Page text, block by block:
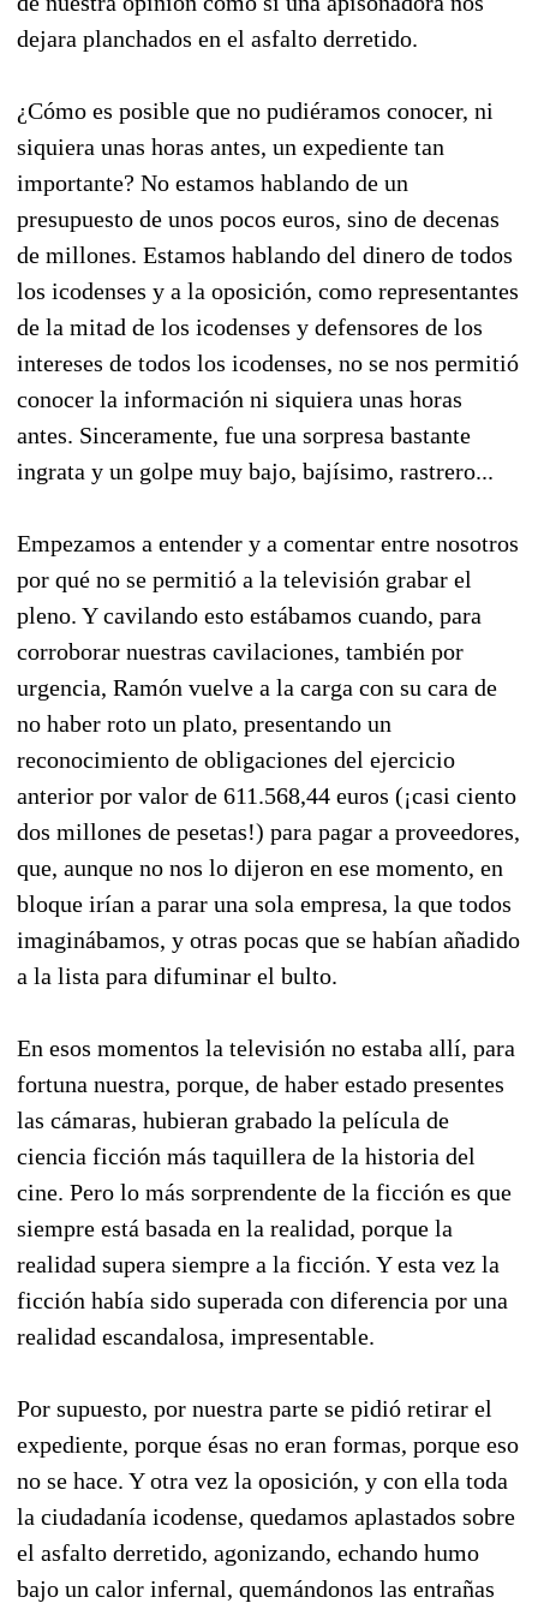
dejara planchados en el asfalto derretido.
¿Cómo es posible que no pudiéramos conocer, ni
siquiera unas horas antes, un expediente tan
importante? No estamos hablando de un
presupuesto de unos pocos euros, sino de decenas
de millones. Estamos hablando del dinero de todos
los icodenses y a la oposición, como representantes
de la mitad de los icodenses y defensores de los
intereses de todos los icodenses, no se nos permitió
conocer la información ni siquiera unas horas
antes. Sinceramente, fue una sorpresa bastante
ingrata y un golpe muy bajo, bajísimo, rastrero...
Empezamos a entender y a comentar entre nosotros
por qué no se permitió a la televisión grabar el
pleno. Y cavilando esto estábamos cuando, para
corroborar nuestras cavilaciones, también por
urgencia, Ramón vuelve a la carga con su cara de
no haber roto un plato, presentando un
reconocimiento de obligaciones del ejercicio
anterior por valor de 611.568,44 euros (¡casi ciento
dos millones de pesetas!) para pagar a proveedores,
que, aunque no nos lo dijeron en ese momento, en
bloque irían a parar una sola empresa, la que todos
imaginábamos, y otras pocas que se habían añadido
a la lista para difuminar el bulto.
En esos momentos la televisión no estaba allí, para
fortuna nuestra, porque, de haber estado presentes
las cámaras, hubieran grabado la película de
ciencia ficción más taquillera de la historia del
cine. Pero lo más sorprendente de la ficción es que
siempre está basada en la realidad, porque la
realidad supera siempre a la ficción. Y esta vez la
ficción había sido superada con diferencia por una
realidad escandalosa, impresentable.
Por supuesto, por nuestra parte se pidió retirar el
expediente, porque ésas no eran formas, porque eso
no se hace. Y otra vez la oposición, y con ella toda
la ciudadanía icodense, quedamos aplastados sobre
el asfalto derretido, agonizando, echando humo
bajo un calor infernal, quemándonos las entrañas